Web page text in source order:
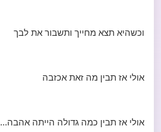
וכשהיא תצא מחייך ותשבור את לבך
אולי אז תבין מה זאת אכזבה
אולי אז תבין כמה גדולה הייתה אהבה...